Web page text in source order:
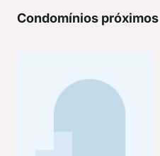
Condomínios próximos